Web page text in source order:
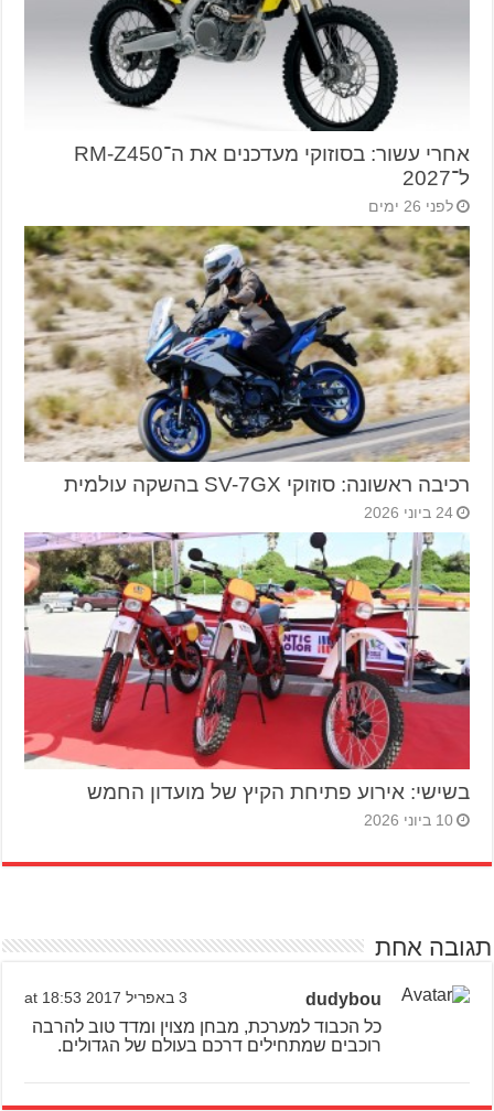
אחרי עשור: בסוזוקי מעדכנים את ה־RM-Z450
ל־2027
לפני 26 ימים
רכיבה ראשונה: סוזוקי SV-7GX בהשקה עולמית
24 ביוני 2026
בשישי: אירוע פתיחת הקיץ של מועדון החמש
10 ביוני 2026
תגובה אחת
dudybou 3 באפריל 2017 at 18:53
כל הכבוד למערכת, מבחן מצוין ומדד טוב להרבה
רוכבים שמתחילים דרכם בעולם של הגדולים.